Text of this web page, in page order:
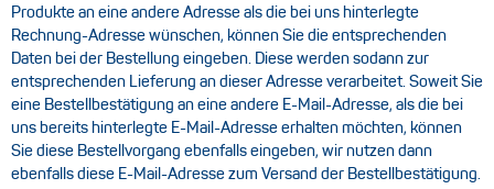
Produkte an eine andere Adresse als die bei uns hinterlegte
Rechnung-Adresse wünschen, können Sie die entsprechenden
Daten bei der Bestellung eingeben. Diese werden sodann zur
entsprechenden Lieferung an dieser Adresse verarbeitet. Soweit Sie
eine Bestellbestätigung an eine andere E-Mail-Adresse, als die bei
uns bereits hinterlegte E-Mail-Adresse erhalten möchten, können
Sie diese Bestellvorgang ebenfalls eingeben, wir nutzen dann
ebenfalls diese E-Mail-Adresse zum Versand der Bestellbestätigung.